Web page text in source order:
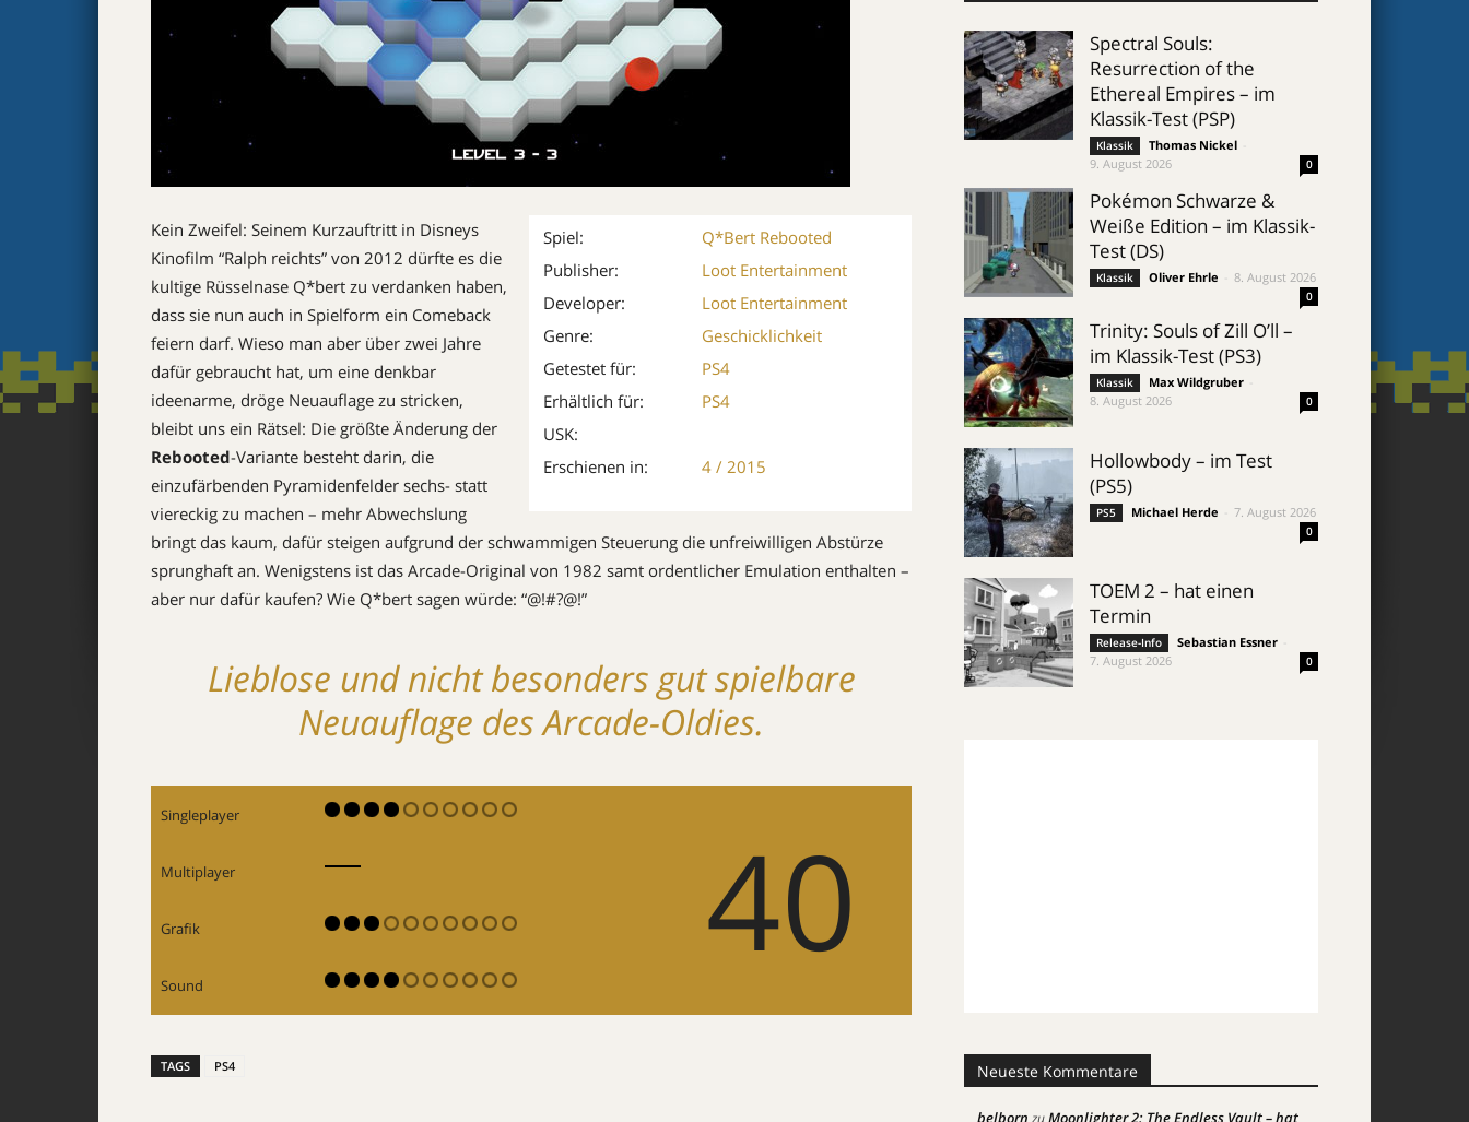
Spiel:
Q*Bert Rebooted
Publisher:
Loot Entertainment
Developer:
Loot Entertainment
Genre:
Geschicklichkeit
Getestet für:
PS4
Erhältlich für:
PS4
USK:
Erschienen in:
4 / 2015
Kein Zweifel: Seinem Kurzauftritt in Disneys
Kinofilm “Ralph reichts” von 2012 dürfte es die
kultige Rüsselnase Q*bert zu verdanken haben,
dass sie nun auch in Spielform ein Comeback
feiern darf. Wieso man aber über zwei Jahre
dafür gebraucht hat, um eine denkbar
ideenarme, dröge Neuauflage zu stricken,
bleibt uns ein Rätsel: Die größte Änderung der
Rebooted-Variante besteht darin, die
einzufärbenden Pyramidenfelder sechs- statt
viereckig zu machen – mehr Abwechslung
bringt das kaum, dafür steigen aufgrund der schwammigen Steuerung die unfreiwilligen Abstürze
sprunghaft an. Wenigstens ist das Arcade-Original von 1982 samt ordentlicher Emulation enthalten –
aber nur dafür kaufen? Wie Q*bert sagen würde: “@!#?@!”
Lieblose und nicht besonders gut spielbare
Neuauflage des Arcade-Oldies.
Singleplayer 40
Multiplayer
Grafik
Sound
TAGS PS4
Spectral Souls:
Resurrection of the
Ethereal Empires – im
Klassik-Test (PSP)
Klassik Thomas Nickel
9. August 2026
0
Pokémon Schwarze &
Weiße Edition – im Klassik-
Test (DS)
Klassik Oliver Ehrle 8. August 2026
0
Trinity: Souls of Zill O’ll –
im Klassik-Test (PS3)
Klassik Max Wildgruber
8. August 2026
0
Hollowbody – im Test
(PS5)
PS5 Michael Herde 7. August 2026
0
TOEM 2 – hat einen
Termin
Release-Info Sebastian Essner
7. August 2026
0
Neueste Kommentare
belborn zuMoonlighter 2: The Endless Vault – hat